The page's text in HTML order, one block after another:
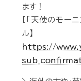
ます！
【「天使のモー
ル】
https://